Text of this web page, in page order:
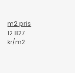
m2 pris
12.827
kr/m2